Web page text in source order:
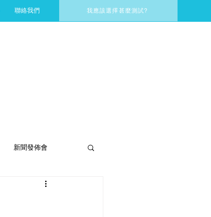
聯絡我們 我應該選擇甚麼測試?
新聞發佈會